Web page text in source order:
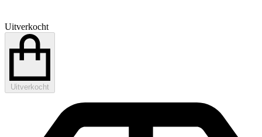
Uitverkocht
Uitverkocht